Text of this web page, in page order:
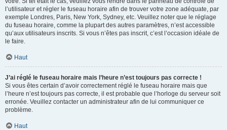
l’utilisateur et régler le fuseau horaire afin de trouver votre zone adéquate, par
exemple Londres, Paris, New York, Sydney, etc. Veuillez noter que le réglage
du fuseau horaire, comme la plupart des autres paramètres, n’est accessible
qu’aux utilisateurs inscrits. Si vous n’êtes pas inscrit, c’est l’occasion idéale de
le faire.
Haut
J’ai réglé le fuseau horaire mais l’heure n’est toujours pas correcte !
Si vous êtes certain d’avoir correctement réglé le fuseau horaire mais que
l’heure n’est toujours pas correcte, il est probable que l’horloge du serveur soit
erronée. Veuillez contacter un administrateur afin de lui communiquer ce
problème.
Haut